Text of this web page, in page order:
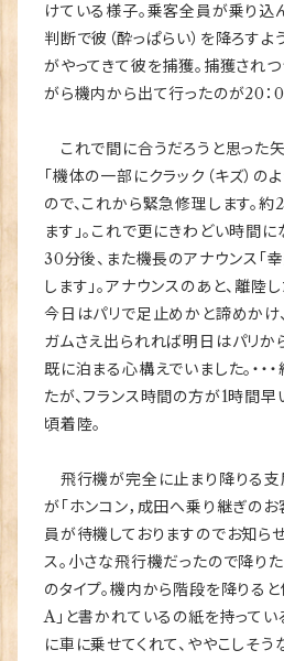
けている様子。乗客全員が乗り込
判断で彼（酔っぱらい）を降ろす
がやってきて彼を捕獲。捕獲され
がら機内から出て行ったのが20：
これで間に合うだろうと思った
「機体の一部にクラック（キズ）の
ので、これから緊急修理します。
ます」。これで更にきわどい時間に
30分後、また機長のアナウンス「
します」。アナウンスのあと、離陸
今日はパリで足止めかと諦めかけ
ガムさえ出られれば明日はパリか
既に泊まる心構えでいました。・・
たが、フランス時間の方が1時間
頃着陸。
飛行機が完全に止まり降りる支
が「ホンコン，成田へ乗り継ぎの
員が待機しておりますのでお知ら
ス。小さな飛行機だったので降り
のタイプ。機内から階段を降りる
A」と書かれているの紙を持ってい
に車に乗せてくれて、ややこしそ